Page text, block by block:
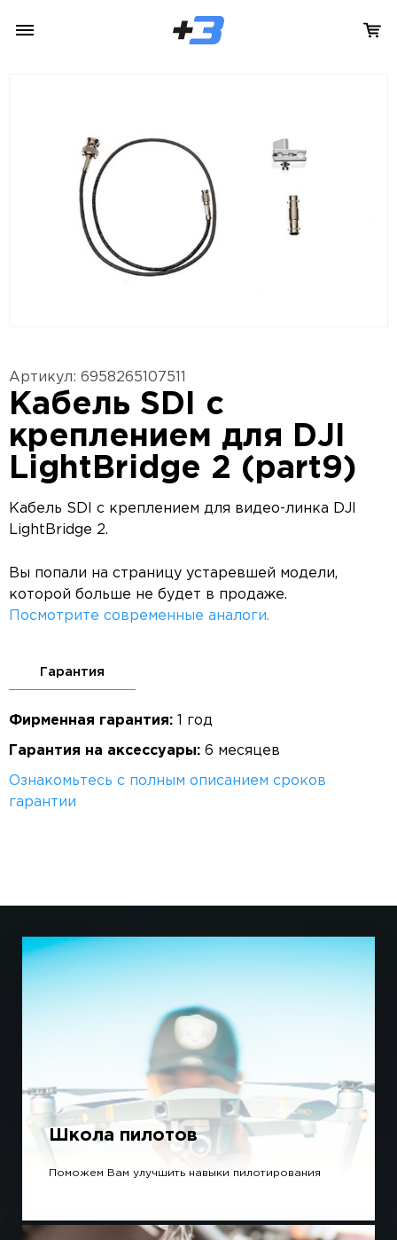
Артикул: 6958265107511
Кабель SDI с
креплением для DJI
LightBridge 2 (part9)
Кабель SDI с креплением для видео-линка DJI
LightBridge 2.
Вы попали на страницу устаревшей модели,
которой больше не будет в продаже.
Посмотрите современные аналоги.
Гарантия
Фирменная гарантия: 1 год
Гарантия на аксессуары: 6 месяцев
Ознакомьтесь с полным описанием сроков
гарантии
Школа пилотов
Поможем Вам улучшить навыки пилотирования